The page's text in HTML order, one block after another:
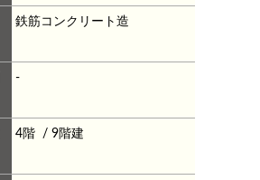
鉄筋コンクリート造
-
4階 / 9階建